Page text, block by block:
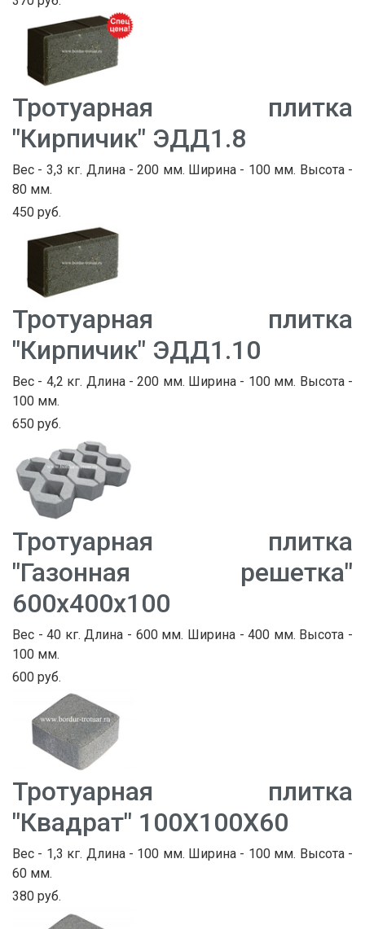
Тротуарная плитка
"Кирпичик" ЭДД1.8
Вес - 3,3 кг. Длина - 200 мм. Ширина - 100 мм. Высота -
80 мм.
450 руб.
Тротуарная плитка
"Кирпичик" ЭДД1.10
Вес - 4,2 кг. Длина - 200 мм. Ширина - 100 мм. Высота -
100 мм.
650 руб.
Тротуарная плитка
"Газонная решетка"
600х400х100
Вес - 40 кг. Длина - 600 мм. Ширина - 400 мм. Высота -
100 мм.
600 руб.
Тротуарная плитка
"Квадрат" 100Х100Х60
Вес - 1,3 кг. Длина - 100 мм. Ширина - 100 мм. Высота -
60 мм.
380 руб.